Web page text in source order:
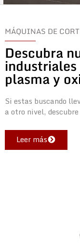
MÁQUINAS DE
Descubra
plasma y
Si estas buscando
a otro nivel,
Leer más